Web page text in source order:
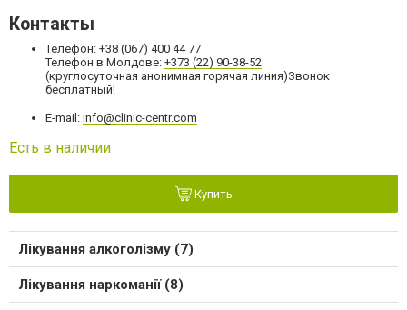
Контакты
Телефон: +38 (067) 400 44 77
Телефон в Молдове: +373 (22) 90-38-52
(круглосуточная анонимная горячая линия)Звонок
бесплатный!
E-mail: info@clinic-centr.com
Есть в наличии
Купить
Лікування алкоголізму (7)
Лікування наркоманії (8)